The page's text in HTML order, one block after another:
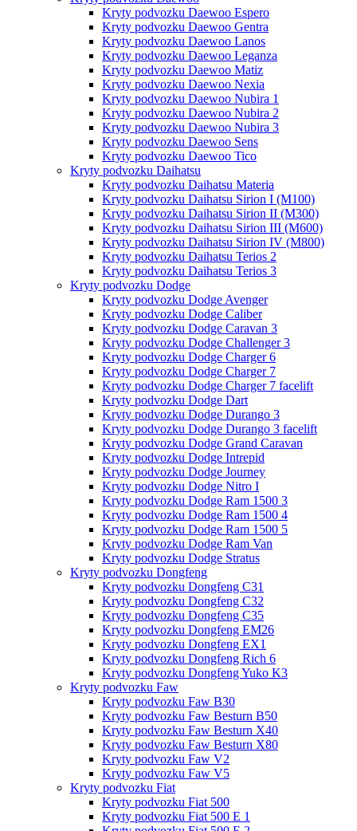
Kryty podvozku Daewoo Espero
Kryty podvozku Daewoo Gentra
Kryty podvozku Daewoo Lanos
Kryty podvozku Daewoo Leganza
Kryty podvozku Daewoo Matiz
Kryty podvozku Daewoo Nexia
Kryty podvozku Daewoo Nubira 1
Kryty podvozku Daewoo Nubira 2
Kryty podvozku Daewoo Nubira 3
Kryty podvozku Daewoo Sens
Kryty podvozku Daewoo Tico
Kryty podvozku Daihatsu
Kryty podvozku Daihatsu Materia
Kryty podvozku Daihatsu Sirion I (M100)
Kryty podvozku Daihatsu Sirion II (M300)
Kryty podvozku Daihatsu Sirion III (M600)
Kryty podvozku Daihatsu Sirion IV (M800)
Kryty podvozku Daihatsu Terios 2
Kryty podvozku Daihatsu Terios 3
Kryty podvozku Dodge
Kryty podvozku Dodge Avenger
Kryty podvozku Dodge Caliber
Kryty podvozku Dodge Caravan 3
Kryty podvozku Dodge Challenger 3
Kryty podvozku Dodge Charger 6
Kryty podvozku Dodge Charger 7
Kryty podvozku Dodge Charger 7 facelift
Kryty podvozku Dodge Dart
Kryty podvozku Dodge Durango 3
Kryty podvozku Dodge Durango 3 facelift
Kryty podvozku Dodge Grand Caravan
Kryty podvozku Dodge Intrepid
Kryty podvozku Dodge Journey
Kryty podvozku Dodge Nitro I
Kryty podvozku Dodge Ram 1500 3
Kryty podvozku Dodge Ram 1500 4
Kryty podvozku Dodge Ram 1500 5
Kryty podvozku Dodge Ram Van
Kryty podvozku Dodge Stratus
Kryty podvozku Dongfeng
Kryty podvozku Dongfeng C31
Kryty podvozku Dongfeng C32
Kryty podvozku Dongfeng C35
Kryty podvozku Dongfeng EM26
Kryty podvozku Dongfeng EX1
Kryty podvozku Dongfeng Rich 6
Kryty podvozku Dongfeng Yuko K3
Kryty podvozku Faw
Kryty podvozku Faw B30
Kryty podvozku Faw Besturn B50
Kryty podvozku Faw Besturn X40
Kryty podvozku Faw Besturn X80
Kryty podvozku Faw V2
Kryty podvozku Faw V5
Kryty podvozku Fiat
Kryty podvozku Fiat 500
Kryty podvozku Fiat 500 E 1